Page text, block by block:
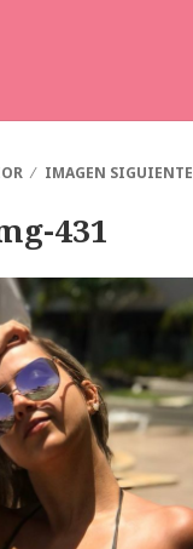
IMAGEN SIGUIENTE
431